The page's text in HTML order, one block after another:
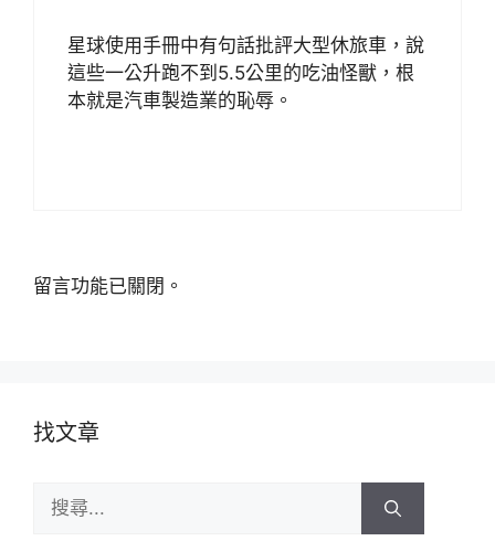
星球使用手冊中有句話批評大型休旅車，說
這些一公升跑不到5.5公里的吃油怪獸，根
本就是汽車製造業的恥辱。
留言功能已關閉。
找文章
尋: